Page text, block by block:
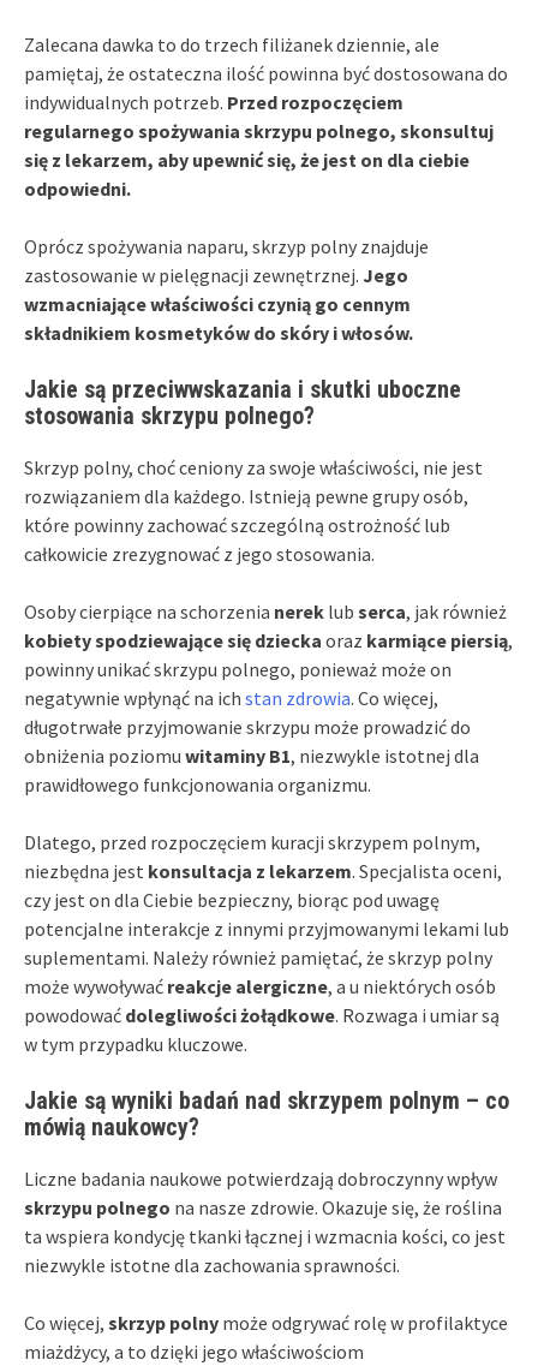
Zalecana dawka to do trzech filiżanek dziennie, ale
pamiętaj, że ostateczna ilość powinna być dostosowana do
indywidualnych potrzeb. Przed rozpoczęciem
regularnego spożywania skrzypu polnego, skonsultuj
się z lekarzem, aby upewnić się, że jest on dla ciebie
odpowiedni.
Oprócz spożywania naparu, skrzyp polny znajduje
zastosowanie w pielęgnacji zewnętrznej. Jego
wzmacniające właściwości czynią go cennym
składnikiem kosmetyków do skóry i włosów.
Jakie są przeciwwskazania i skutki uboczne
stosowania skrzypu polnego?
Skrzyp polny, choć ceniony za swoje właściwości, nie jest
rozwiązaniem dla każdego. Istnieją pewne grupy osób,
które powinny zachować szczególną ostrożność lub
całkowicie zrezygnować z jego stosowania.
Osoby cierpiące na schorzenia nerek lub serca, jak również
kobiety spodziewające się dziecka oraz karmiące piersią,
powinny unikać skrzypu polnego, ponieważ może on
negatywnie wpłynąć na ich stan zdrowia. Co więcej,
długotrwałe przyjmowanie skrzypu może prowadzić do
obniżenia poziomu witaminy B1, niezwykle istotnej dla
prawidłowego funkcjonowania organizmu.
Dlatego, przed rozpoczęciem kuracji skrzypem polnym,
niezbędna jest konsultacja z lekarzem. Specjalista oceni,
czy jest on dla Ciebie bezpieczny, biorąc pod uwagę
potencjalne interakcje z innymi przyjmowanymi lekami lub
suplementami. Należy również pamiętać, że skrzyp polny
może wywoływać reakcje alergiczne, a u niektórych osób
powodować dolegliwości żołądkowe. Rozwaga i umiar są
w tym przypadku kluczowe.
Jakie są wyniki badań nad skrzypem polnym – co
mówią naukowcy?
Liczne badania naukowe potwierdzają dobroczynny wpływ
skrzypu polnego na nasze zdrowie. Okazuje się, że roślina
ta wspiera kondycję tkanki łącznej i wzmacnia kości, co jest
niezwykle istotne dla zachowania sprawności.
Co więcej, skrzyp polny może odgrywać rolę w profilaktyce
miażdżycy, a to dzięki jego właściwościom